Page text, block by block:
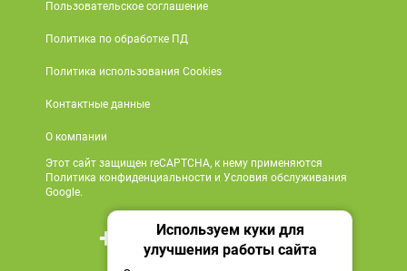
Пользовательское соглашение
Политика по обработке ПД
Политика использования Cookies
Контактные данные
О компании
Этот сайт защищен reCAPTCHA, к нему применяются
Политика конфиденциальности и Условия обслуживания
Google.
+7 495 419 18 18
Используем куки для
улучшения работы сайта